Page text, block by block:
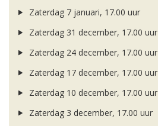
Zaterdag 7 januari, 17.00 uur
Zaterdag 31 december, 17.00 uur
Zaterdag 24 december, 17.00 uur
Zaterdag 17 december, 17.00 uur
Zaterdag 10 december, 17.00 uur
Zaterdag 3 december, 17.00 uur